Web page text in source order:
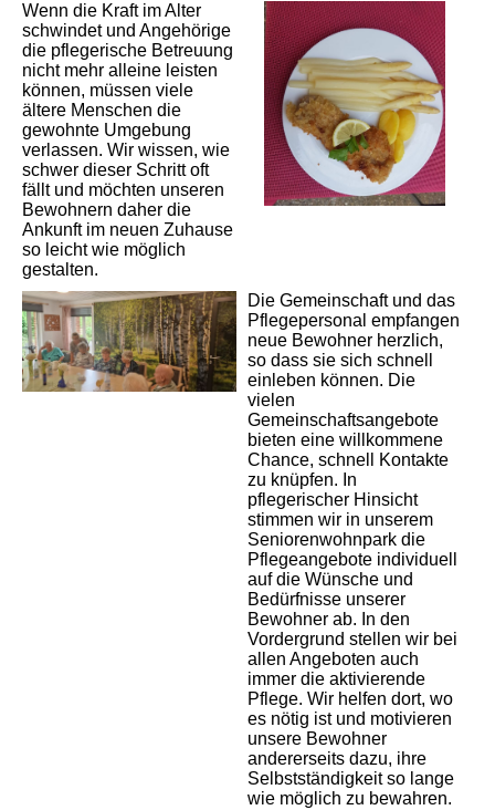
Wenn die Kraft im Alter
schwindet und Angehörige
die pflegerische Betreuung
nicht mehr alleine leisten
können, müssen viele
ältere Menschen die
gewohnte Umgebung
verlassen. Wir wissen, wie
schwer dieser Schritt oft
fällt und möchten unseren
Bewohnern daher die
Ankunft im neuen Zuhause
so leicht wie möglich
gestalten.
Die Gemeinschaft und das
Pflegepersonal empfangen
neue Bewohner herzlich,
so dass sie sich schnell
einleben können. Die
vielen
Gemeinschaftsangebote
bieten eine willkommene
Chance, schnell Kontakte
zu knüpfen. In
pflegerischer Hinsicht
stimmen wir in unserem
Seniorenwohnpark die
Pflegeangebote individuell
auf die Wünsche und
Bedürfnisse unserer
Bewohner ab. In den
Vordergrund stellen wir bei
allen Angeboten auch
immer die aktivierende
Pflege. Wir helfen dort, wo
es nötig ist und motivieren
unsere Bewohner
andererseits dazu, ihre
Selbstständigkeit so lange
wie möglich zu bewahren.